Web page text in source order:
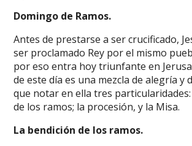
Domingo de Ramos.
Antes de prestarse a ser crucificado,
ser proclamado Rey por el mismo
por eso entra hoy triunfante en
de este día es una mezcla de alegría y
que notar en ella tres
de los ramos; la procesión, y la Misa.
La bendición de los ramos.